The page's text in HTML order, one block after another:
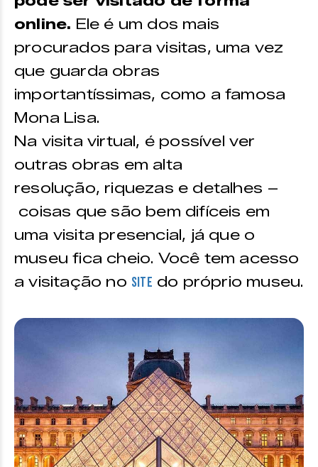
online. Ele é um dos mais
procurados para visitas, uma vez
que guarda obras
importantíssimas, como a famosa
Mona Lisa.
Na visita virtual, é possível ver
outras obras em alta
resolução, riquezas e detalhes –
coisas que são bem difíceis em
uma visita presencial, já que o
museu fica cheio. Você tem acesso
a visitação no site do próprio museu.